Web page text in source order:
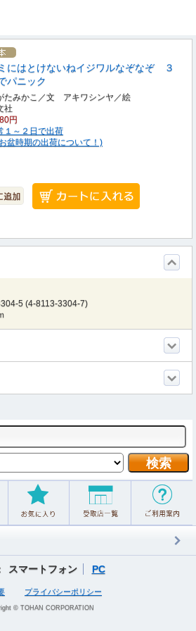
にはとけないねイジワルなぞなぞ ３
パニック
たみかこ／文 アキワシンヤ／絵
社
円
１～２日で出荷
盆時期の出荷について！)
5 (4-8113-3304-7)
スマートフォン PC
プライバシーポリシー
© TOHAN CORPORATION